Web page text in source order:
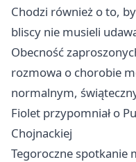
Chodzi również o to,
bliscy nie musieli
Obecność
rozmowa o chorobie
normalnym,
Fiolet przypomniał o
Chojnackiej
Tegoroczne spotkanie